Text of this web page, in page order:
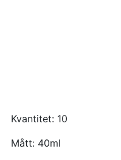
Kvantitet: 10
Mått: 40ml